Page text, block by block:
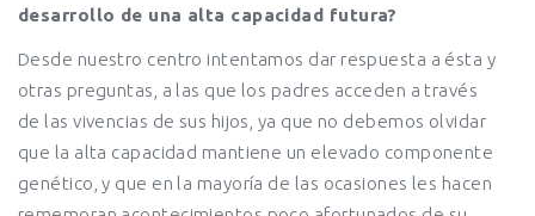
desarrollo de una alta capacidad futura?
Desde nuestro centro intentamos dar respuesta a ésta y
otras preguntas, a las que los padres acceden a través
de las vivencias de sus hijos, ya que no debemos olvidar
que la alta capacidad mantiene un elevado componente
genético, y que en la mayoría de las ocasiones les hacen